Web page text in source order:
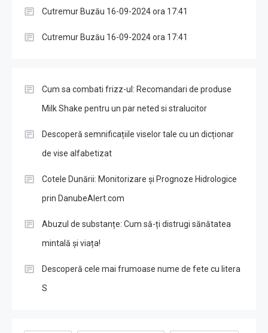
Cutremur Buzău 16-09-2024 ora 17:41
Cutremur Buzău 16-09-2024 ora 17:41
Cum sa combati frizz-ul: Recomandari de produse
Milk Shake pentru un par neted si stralucitor
Descoperă semnificațiile viselor tale cu un dicționar
de vise alfabetizat
Cotele Dunării: Monitorizare și Prognoze Hidrologice
prin DanubeAlert.com
Abuzul de substanțe: Cum să-ți distrugi sănătatea
mintală și viața!
Descoperă cele mai frumoase nume de fete cu litera
S